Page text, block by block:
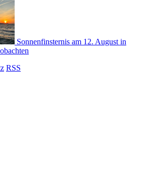
Sonnenfinsternis am 12. August in
RSS